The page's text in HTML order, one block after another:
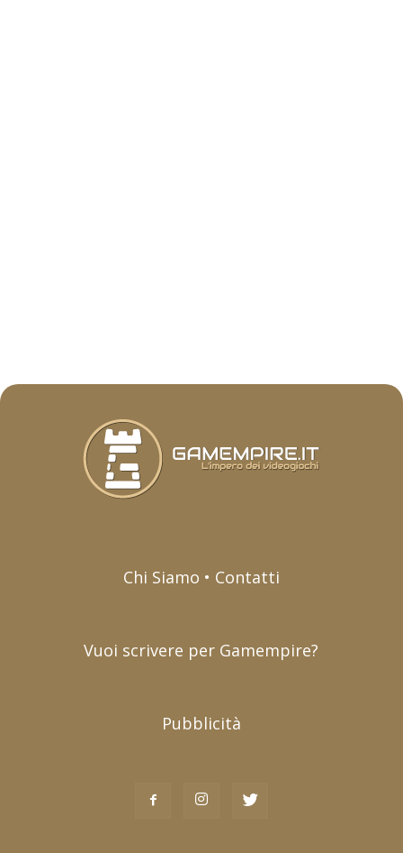
Chi Siamo • Contatti
Vuoi scrivere per Gamempire?
Pubblicità